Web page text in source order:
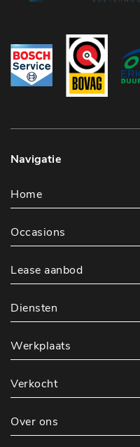
Navigatie
Home
Occasions
Lease aanbod
Diensten
Werkplaats
Verkocht
Over ons